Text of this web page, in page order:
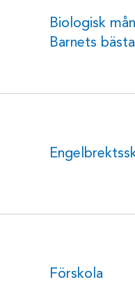
Biologisk
Barnets
Förskola